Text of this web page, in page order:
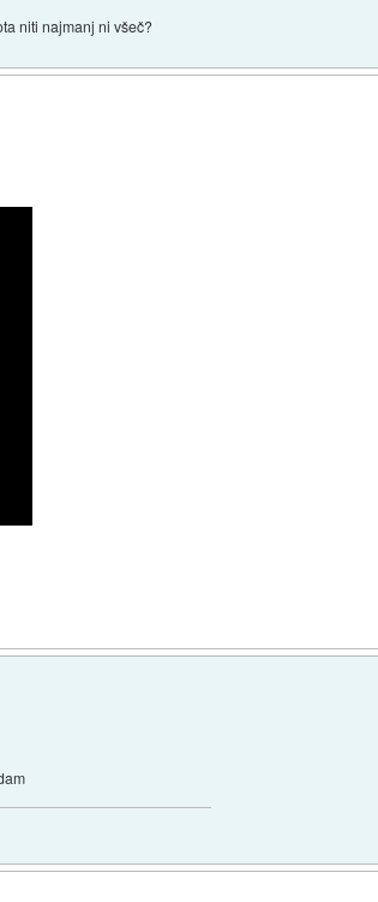
niti najmanj ni všeč?